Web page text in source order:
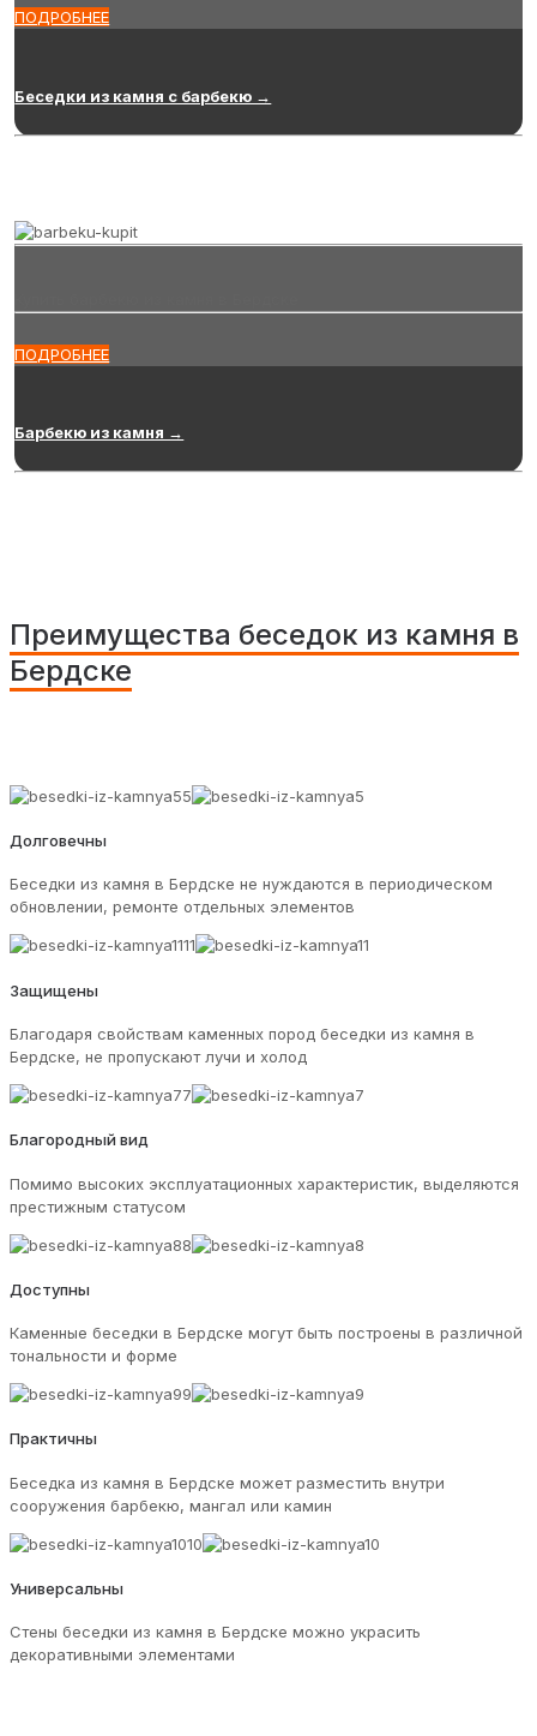
ПОДРОБНЕЕ
Беседки из камня с барбекю →
ПОДРОБНЕЕ
Барбекю из камня →
Преимущества беседок из камня в
Бердске
Долговечны
Беседки из камня в Бердске не нуждаются в периодическом
обновлении, ремонте отдельных элементов
Защищены
Благодаря свойствам каменных пород беседки из камня в
Бердске, не пропускают лучи и холод
Благородный вид
Помимо высоких эксплуатационных характеристик, выделяются
престижным статусом
Доступны
Каменные беседки в Бердске могут быть построены в различной
тональности и форме
Практичны
Беседка из камня в Бердске может разместить внутри
сооружения барбекю, мангал или камин
Универсальны
Стены беседки из камня в Бердске можно украсить
декоративными элементами